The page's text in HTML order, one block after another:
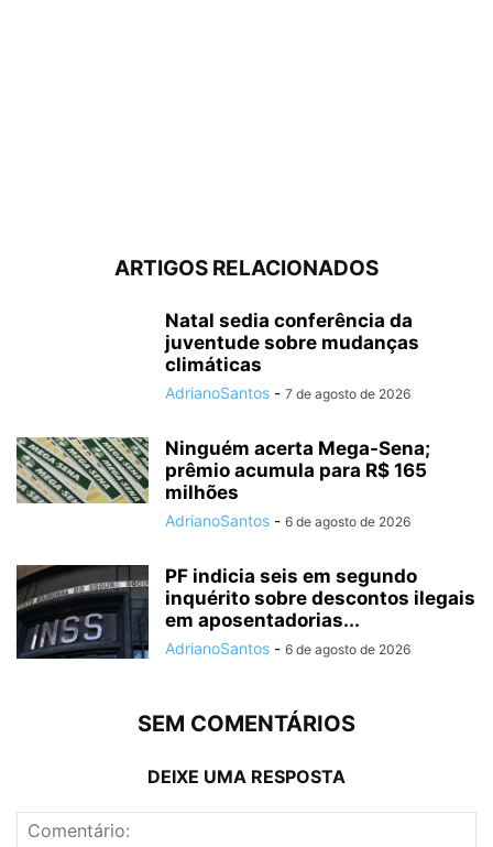
ARTIGOS RELACIONADOS
Natal sedia conferência da
juventude sobre mudanças
climáticas
AdrianoSantos - 7 de agosto de 2026
Ninguém acerta Mega-Sena;
prêmio acumula para R$ 165
milhões
AdrianoSantos - 6 de agosto de 2026
PF indicia seis em segundo
inquérito sobre descontos ilegais
em aposentadorias...
AdrianoSantos - 6 de agosto de 2026
SEM COMENTÁRIOS
DEIXE UMA RESPOSTA